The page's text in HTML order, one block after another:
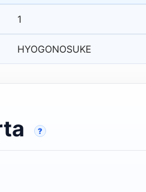
1
HYOGONOSUKE
?